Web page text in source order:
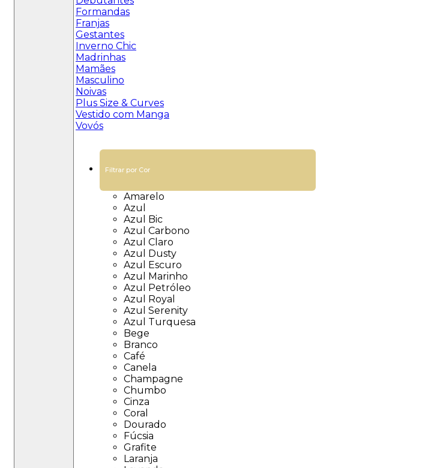
Formandas
Franjas
Gestantes
Inverno Chic
Madrinhas
Mamães
Masculino
Noivas
Plus Size & Curves
Vestido com Manga
Vovós
Filtrar por Cor
Amarelo
Azul
Azul Bic
Azul Carbono
Azul Claro
Azul Dusty
Azul Escuro
Azul Marinho
Azul Petróleo
Azul Royal
Azul Serenity
Azul Turquesa
Bege
Branco
Café
Canela
Champagne
Chumbo
Cinza
Coral
Dourado
Fúcsia
Grafite
Laranja